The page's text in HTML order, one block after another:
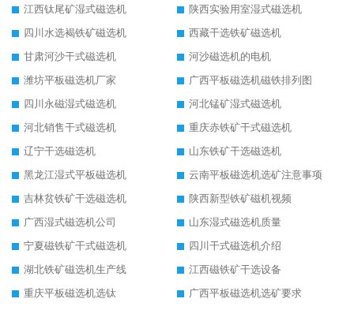
江西钛尾矿湿式磁选机
陕西实验用室湿式磁选机
四川水选褐铁矿磁选机
西藏干选铁矿磁选机
甘肃河沙干式磁选机
河沙磁选机的电机
潍坊平板磁选机厂家
广西平板磁选机磁铁排列图
四川永磁湿式磁选机
河北锰矿湿式磁选机
河北销售干式磁选机
重庆赤铁矿干式磁选机
辽宁干选磁选机
山东铁矿干选磁选机
黑龙江湿式平板磁选机
云南平板磁选机选矿注意事项
吉林贫铁矿干选磁选机
陕西新型铁矿磁机视频
广西湿式磁选机公司
山东湿式磁选机质量
宁夏磁铁矿干式磁选机
四川干式磁选机介绍
湖北铁矿磁选机生产线
江西磁铁矿干选设备
重庆平板磁选机选钛
广西平板磁选机选矿要求